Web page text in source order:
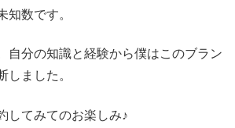
知数です。
自分の知識と経験から僕はこのブラン
しました。
してみてのお楽しみ♪